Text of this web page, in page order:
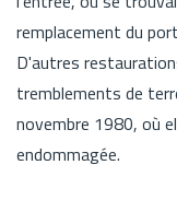
remplacement du
D'autres
tremblements de
novembre 1980, où
endommagée.